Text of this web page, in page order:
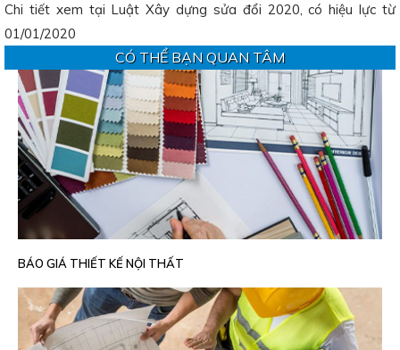
Chi tiết xem tại Luật Xây dựng sửa đổi 2020, có hiệu lực từ
01/01/2020
CÓ THỂ BẠN QUAN TÂM
BÁO GIÁ THIẾT KẾ NỘI THẤT